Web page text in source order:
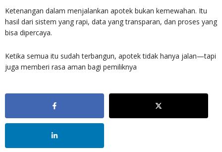
Ketenangan dalam menjalankan apotek bukan kemewahan. Itu
hasil dari sistem yang rapi, data yang transparan, dan proses yang
bisa dipercaya.
Ketika semua itu sudah terbangun, apotek tidak hanya jalan—tapi
juga memberi rasa aman bagi pemiliknya